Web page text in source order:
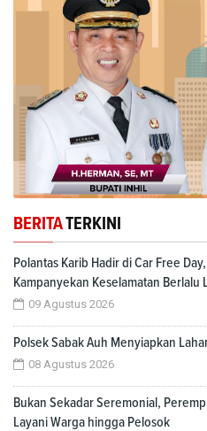
BERITATERKINI
Polantas Karib Hadir di Car Free
Kampanyekan Keselamatan Berlalu
09 Agustus 2026
Polsek Sabak Auh Menyiapkan
08 Agustus 2026
Bukan Sekadar Seremonial,
Layani Warga hingga Pelosok